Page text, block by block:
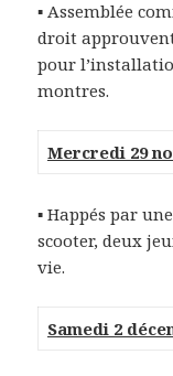
▪ Assemblée
droit approuvent
pour
montres.
Mercredi 29
▪ Happés par
scooter, deux
vie.
Samedi 2